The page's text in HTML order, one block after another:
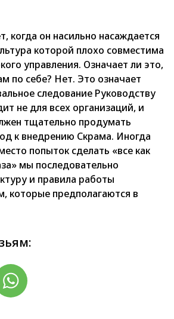
когда он насильно насаждается
которой плохо совместима
управления. Означает ли это,
по себе? Нет. Это означает
следование Руководству
не для всех организаций, и
тщательно продумать
к внедрению Скрама. Иногда
попыток сделать «все как
мы последовательно
и правила работы
которые предполагаются в